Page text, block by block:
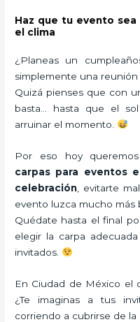
Haz que tu evento
el clima
¿Planeas un
simplemente una reunión
Quizá pienses que con
basta… hasta que el
arruinar el momento.
Por eso hoy
carpas para eventos
celebración , evitarte
evento luzca mucho más
Quédate hasta el final
elegir la carpa
invitados.
En Ciudad de México el
¿Te imaginas a tus
corriendo a cubrirse de la